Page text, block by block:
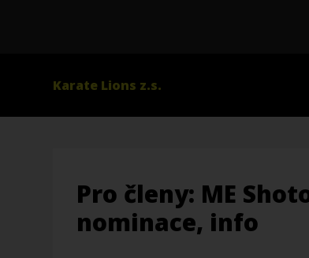
Karate Lions z.s.
Pro členy: ME
nominace, info